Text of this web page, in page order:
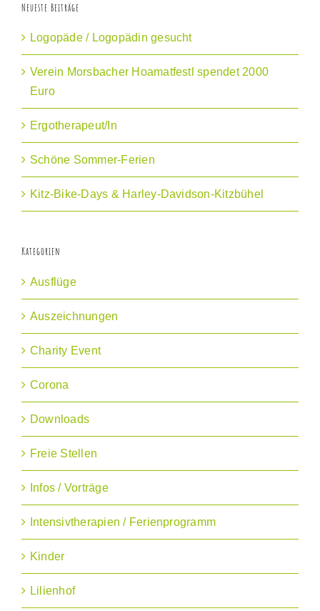
Neueste Beiträge
Logopäde / Logopädin gesucht
Verein Morsbacher Hoamatfestl spendet 2000
Euro
Ergotherapeut/In
Schöne Sommer-Ferien
Kitz-Bike-Days & Harley-Davidson-Kitzbühel
Kategorien
Ausflüge
Auszeichnungen
Charity Event
Corona
Downloads
Freie Stellen
Infos / Vorträge
Intensivtherapien / Ferienprogramm
Kinder
Lilienhof